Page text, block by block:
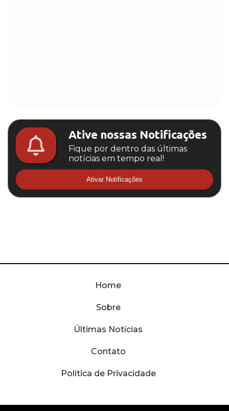
Ative nossas Notificações
Fique por dentro das últimas
notícias em tempo real!
Ativar Notificações
Home
Sobre
Últimas Notícias
Contato
Política de Privacidade